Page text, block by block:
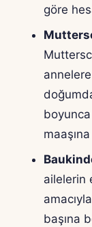
göre
ailelerin
başına